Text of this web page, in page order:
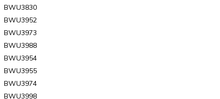
BWU3830
BWU3952
BWU3973
BWU3988
BWU3954
BWU3955
BWU3974
BWU3998